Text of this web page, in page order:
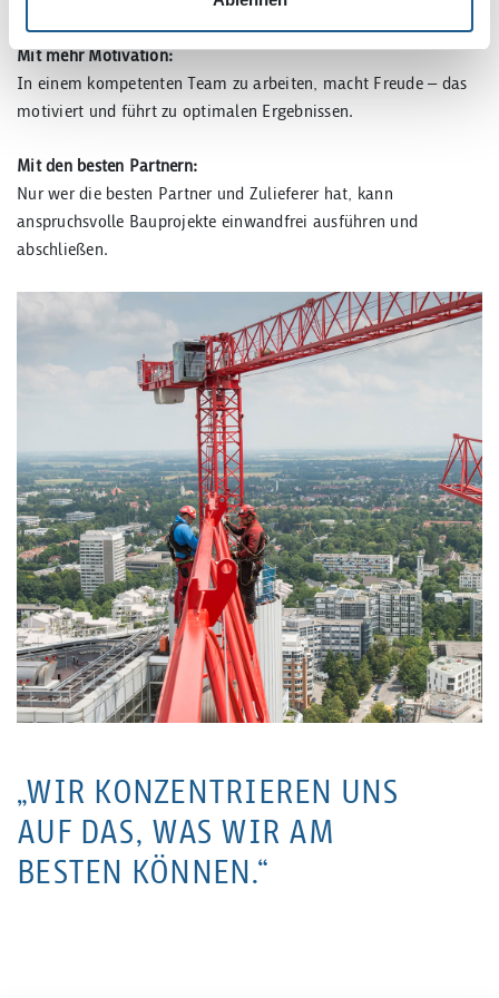
Mit mehr Motivation:
In einem kompetenten Team zu arbeiten, macht Freude – das
motiviert und führt zu optimalen Ergebnissen.
Mit den besten Partnern:
Nur wer die besten Partner und Zulieferer hat, kann
anspruchsvolle Bauprojekte einwandfrei ausführen und
abschließen.
„WIR KONZENTRIEREN UNS
AUF DAS, WAS WIR AM
BESTEN KÖNNEN.“